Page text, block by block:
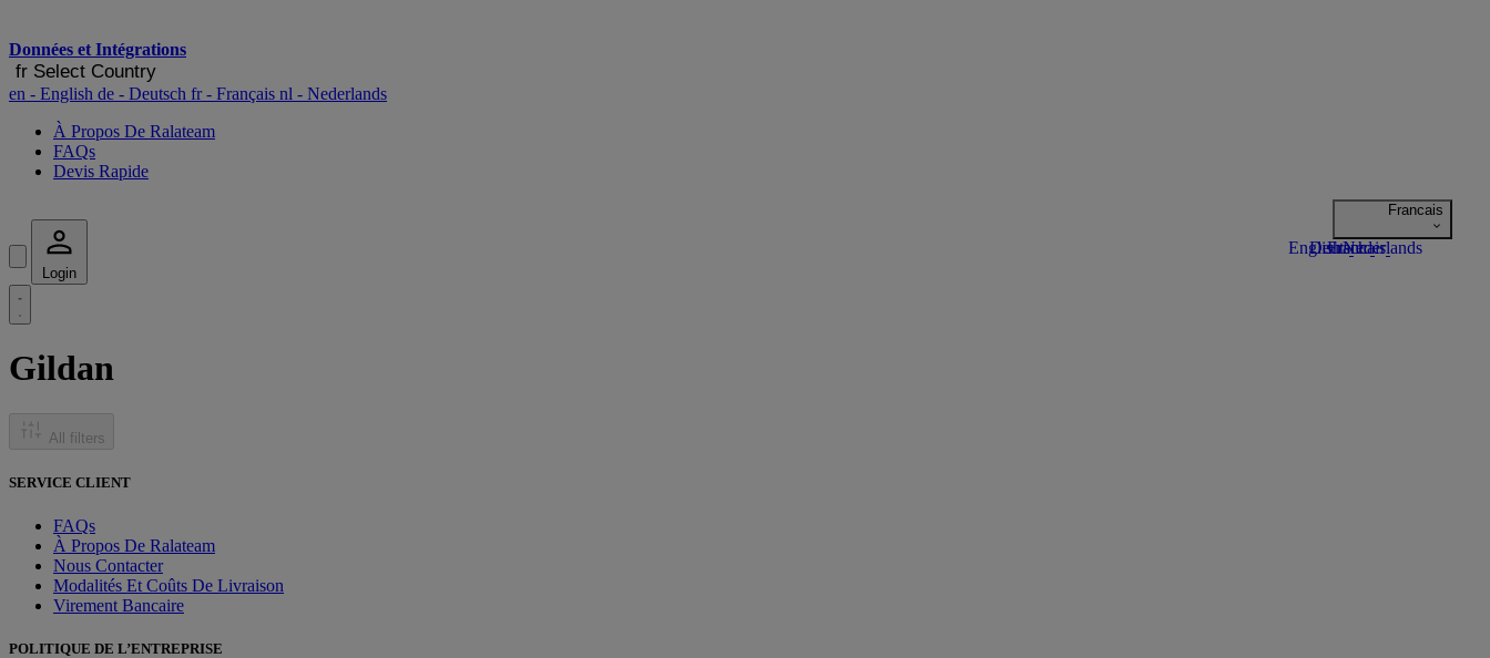
Données et Intégrations
fr Select Country
en - English de - Deutsch fr- Français nl - Nederlands
À Propos De Ralateam
FAQs
Devis Rapide
Login
Gildan
All filters
SERVICE CLIENT
FAQs
À Propos De Ralateam
Nous Contacter
Modalités Et Coûts De Livraison
Virement Bancaire
POLITIQUE DE L’ENTREPRISE